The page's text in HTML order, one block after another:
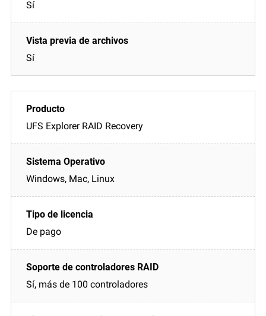
Sí
Sí
UFS Explorer RAID Recovery
Windows, Mac, Linux
De pago
Sí, más de 100 controladores